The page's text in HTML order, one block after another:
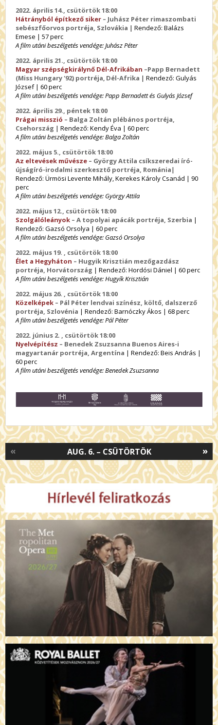
2022. április 14., csütörtök 18:00
Hátrányból építkező siker – Juhász Péter rimaszombati
sebészfőorvos portréja, Szlovákia | Rendező: Balázs
Emese | 57 perc
A film utáni beszélgetés vendége: Juhász Péter
2022. április 21., csütörtök 18:00
Magyar szépségkirálynő Dél-Afrikában –Papp Bernadett
(Miss Hungary '92) portréja, Dél-Afrika | Rendező: Gulyás
József | 60 perc
A film utáni beszélgetés vendége: Papp Bernadett és Gulyás József
2022. április 29., péntek 18:00
Prágai misszió – Balga Zoltán plébános portréja,
Csehország | Rendező: Kendy Éva | 60 perc
A film utáni beszélgetés vendége: Balga Zoltán
2022. május 5., csütörtök 18:00
Az eltevések művésze – György Attila csíkszeredai író-
újságíró-irodalmi szerkesztő portréja, Románia|
Rendező: Ürmösi Levente Mihály, Kerekes Károly Csanád | 90
perc
A film utáni beszélgetés vendége: György Attila
2022. május 12., csütörtök 18:00
Szolgálóleányok – A topolyai apácák portréja, Szerbia |
Rendező: Gazsó Orsolya | 60 perc
A film utáni beszélgetés vendége: Gazsó Orsolya
2022. május 19. , csütörtök 18:00
Élet a Hegyháton – Hugyik Krisztián mezőgazdász
portréja, Horvátország | Rendező: Hordósi Dániel | 60 perc
A film utáni beszélgetés vendége: Hugyík Krisztián
2022. május 26. , csütörtök 18:00
Közelképek – Pál Péter lendvai színész, költő, dalszerző
portréja, Szlovénia | Rendező: Barnóczky Ákos | 68 perc
A film utáni beszélgetés vendége: Pál Péter
2022. június 2. , csütörtök 18:00
Nyelvépítész – Benedek Zsuzsanna Buenos Aires-i
magyartanár portréja, Argentína | Rendező: Beis András |
60 perc
A film utáni beszélgetés vendége: Benedek Zsuzsanna
»
AUG. 6. – CSÜTÖRTÖK
«